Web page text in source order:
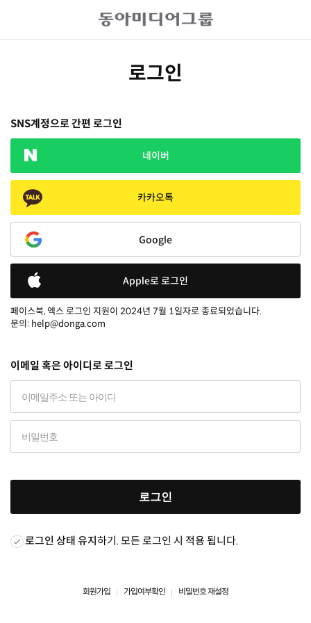
로그인
SNS계정으로 간편 로그인
네이버
카카오톡
Google
Apple로 로그인
페이스북, 엑스 로그인 지원이 2024년 7월 1일자로 종료되었습니다.
문의: help@donga.com
이메일 혹은 아이디로 로그인
로그인
로그인 상태 유지하기. 모든 로그인 시 적용 됩니다.
회원가입 가입여부확인 비밀번호 재설정